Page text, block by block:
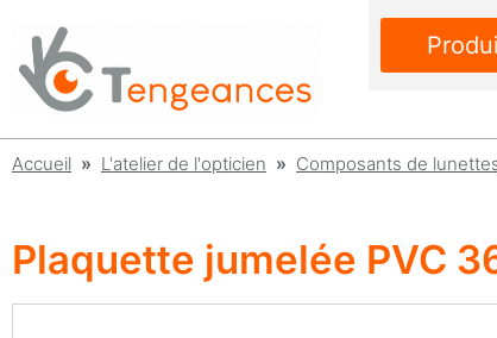
Accueil » L'atelier de l'opticien » Composants de
Plaquette jumelée PVC